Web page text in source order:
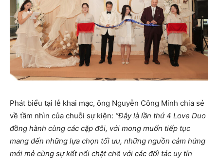
Phát biểu tại lễ khai mạc, ông Nguyễn Công Minh chia sẻ
về tầm nhìn của chuỗi sự kiện: “Đây là lần thứ 4 Love Duo
đồng hành cùng các cặp đôi, với mong muốn tiếp tục
mang đến những lựa chọn tối ưu, những nguồn cảm hứng
mới mẻ cùng sự kết nối chặt chẽ với các đối tác uy tín